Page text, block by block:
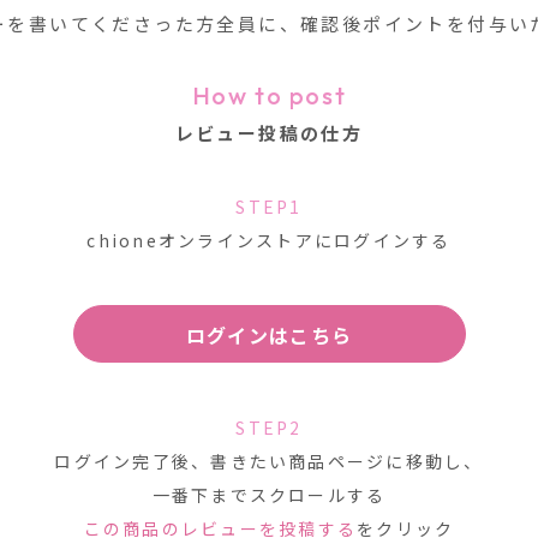
を書いてくださった方全員に、確認後ポイントを付与い
How to post
レビュー投稿の仕方
STEP1
chioneオンラインストアにログインする
ログインはこちら
STEP2
ログイン完了後、書きたい商品ページに移動し、
一番下までスクロールする
この商品のレビューを投稿する をクリック